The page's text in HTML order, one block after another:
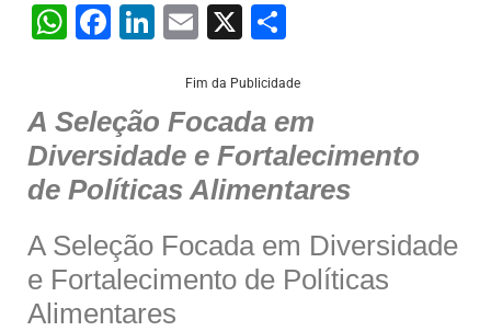
W
s
A
p
p
F
e
b
o
o
k
Li
e
dI
n
E
ai
l
X
ar
e
Fim da Publicidade
A Seleção Focada em
Diversidade e Fortalecimento
de Políticas Alimentares
A Seleção Focada em Diversidade
e Fortalecimento de Políticas
Alimentares